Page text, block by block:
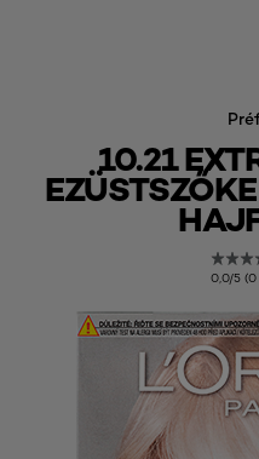
10.21
0,0/5 (0